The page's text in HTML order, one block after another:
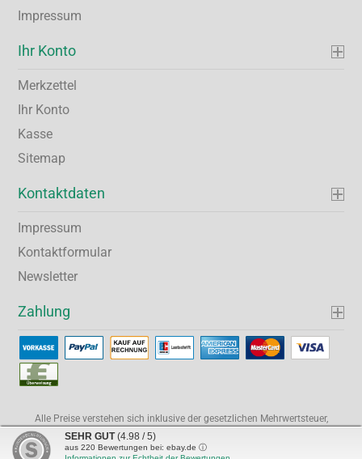
Impressum
Ihr Konto
Merkzettel
Ihr Konto
Kasse
Sitemap
Kontaktdaten
Impressum
Kontaktformular
Newsletter
Zahlung
Alle Preise verstehen sich inklusive der gesetzlichen Mehrwertsteuer,
soweit nicht anders gekennzeichnet.
Shopping Cart Softwareby Gambio.com © 2026 Gambio Templates
SEHR GUT (4.98 / 5)
aus 220 Bewertungen bei: ebay.de ⓘ